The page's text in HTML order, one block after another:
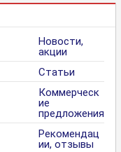
Новости,
акции
Статьи
Коммерческ
ие
предложения
Рекомендац
ии, отзывы